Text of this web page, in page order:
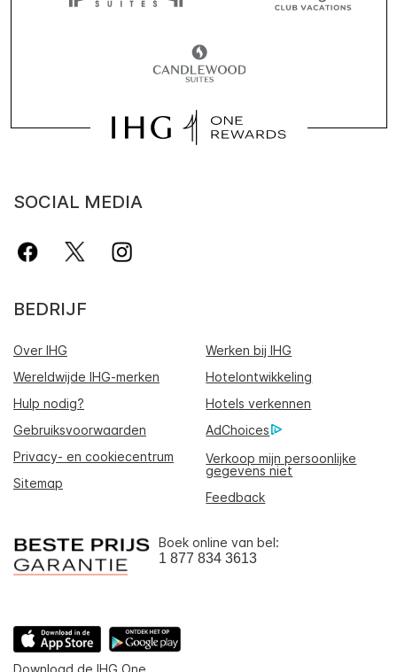
SOCIAL MEDIA
BEDRIJF
Over IHG
Werken bij IHG
Wereldwijde IHG-merken
Hotelontwikkeling
Hulp nodig?
Hotels verkennen
Gebruiksvoorwaarden
AdChoices
Privacy- en cookiecentrum
Verkoop mijn persoonlijke
gegevens niet
Sitemap
Feedback
Boek online van bel:
1 877 834 3613
Download de IHG One